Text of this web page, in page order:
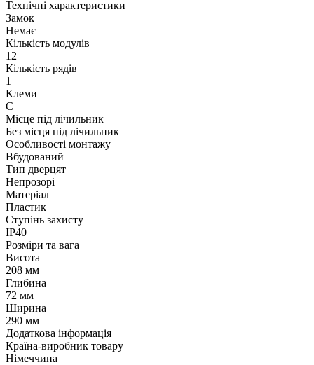
Технічні характеристики
Замок
Немає
Кількість модулів
12
Кількість рядів
1
Клеми
Є
Місце під лічильник
Без місця під лічильник
Особливості монтажу
Вбудований
Тип дверцят
Непрозорі
Матеріал
Пластик
Ступінь захисту
IP40
Розміри та вага
Висота
208 мм
Глибина
72 мм
Ширина
290 мм
Додаткова інформація
Країна-виробник товару
Німеччина